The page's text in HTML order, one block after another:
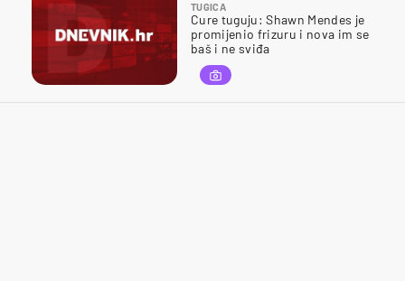
TUGICA
Cure tuguju: Shawn Mendes je
promijenio frizuru i nova im se
baš i ne sviđa